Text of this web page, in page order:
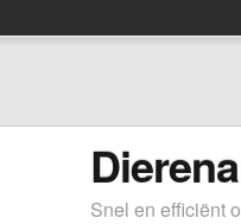
Snel en efficiënt